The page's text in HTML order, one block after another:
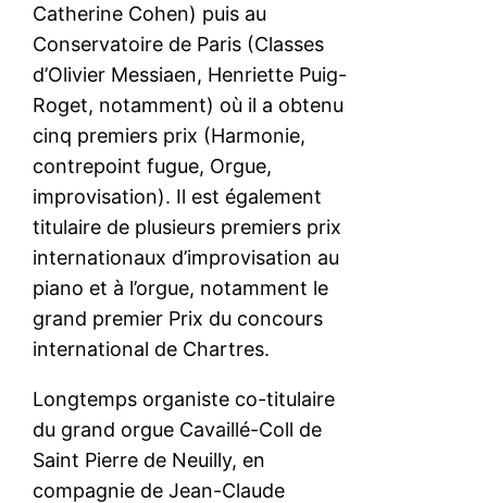
Catherine Cohen) puis au
Conservatoire de Paris (Classes
d’Olivier Messiaen, Henriette Puig-
Roget, notamment) où il a obtenu
cinq premiers prix (Harmonie,
contrepoint fugue, Orgue,
improvisation). Il est également
titulaire de plusieurs premiers prix
internationaux d’improvisation au
piano et à l’orgue, notamment le
grand premier Prix du concours
international de Chartres.
Longtemps organiste co-titulaire
du grand orgue Cavaillé-Coll de
Saint Pierre de Neuilly, en
compagnie de Jean-Claude